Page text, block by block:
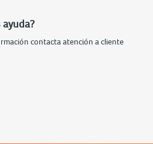
ayuda?
contacta atención a cliente